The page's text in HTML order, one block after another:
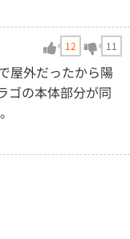
12 11
屋外だったから陽
ゴの本体部分が同